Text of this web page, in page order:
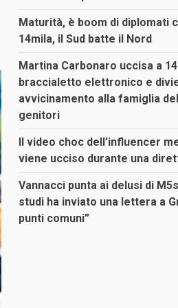
Maturità, è boom di diplomati
14mila, il Sud batte il Nord
Martina Carbonaro uccisa a
braccialetto elettronico e
avvicinamento alla famiglia
genitori
Il video choc dell’influencer
viene ucciso durante una
Vannacci punta ai delusi di
studi ha inviato una lettera a
punti comuni”